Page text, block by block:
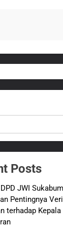
Pedagang
dan
Posts
JWI
Pentingnya
terhadap Kepala